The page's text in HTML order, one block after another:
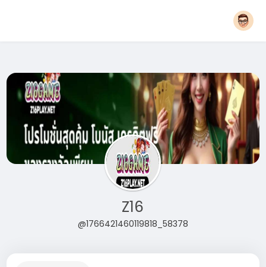
Z16
@1766421460119818_58378